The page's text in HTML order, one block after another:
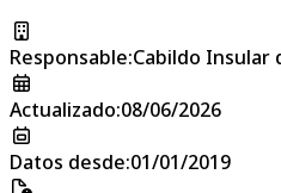
Responsable:Cabildo Insular
Actualizado:08/06/2026
Datos desde:01/01/2019